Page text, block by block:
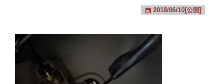
2018/06/10[公開]